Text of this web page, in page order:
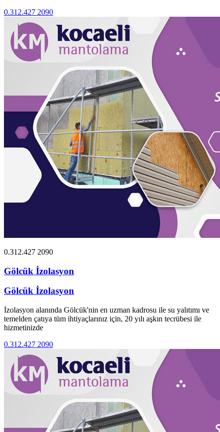
0.312.427 2090
0.312.427 2090
Gölcük İzolasyon
Gölcük İzolasyon
İzolasyon alanında Gölcük'nin en uzman kadrosu ile su yalıtımı ve
temelden çatıya tüm ihtiyaçlarınız için, 20 yılı aşkın tecrübesi ile
hizmetinizde
0.312.427 2090